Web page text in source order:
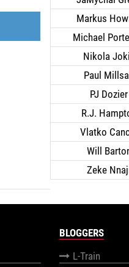
Markus
Michael
Nikola
Paul
PJ Dozier
R.J.
Vlatko
Will
Zeke
BLOGGERS
L-Train